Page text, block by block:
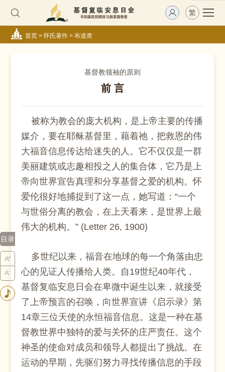
繁
首页>怀氏著作> 布道类
基督教领袖的原则
前 言
被称为教会的庞大机构，是上帝主要的传播
媒介，要在耶稣基督里，藉着祂，把救恩的伟
大福音信息传达给迷失的人。它不仅仅是一群
美丽建筑或志趣相投之人的集合体，它乃是上
帝向世界宣告真理和分享基督之爱的机构。怀
爱伦很好地捕捉到了这一点，她写道：“一个
与世俗分离的教会，在上天看来，是世界上最
伟大的机构。” (Letter 26, 1900)
多世纪以来，福音在地球的每一个角落由忠
心的见证人传播给人类。自19世纪40年代，
基督复临安息日会在卑微中诞生以来，就接受
了上帝预言的召唤，向世界宣讲《启示录》第
14章三位天使的永恒福音信息。这是一种在基
督教世界中独特的爱与关怀的庄严责任。这个
神圣的使命对成员和领导人都提出了挑战。在
运动的早期，先驱们努力寻找传播信息的手段
目录